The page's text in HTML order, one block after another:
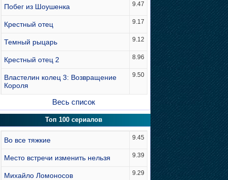
Побег из Шоушенка 9.47
Крестный отец 9.17
Темный рыцарь 9.12
Крестный отец 2 8.96
Властелин колец 3: Возвращение
Короля
9.50
Весь список
Топ 100 сериалов
Во все тяжкие 9.45
Место встречи изменить нельзя 9.39
Михайло Ломоносов 9.29